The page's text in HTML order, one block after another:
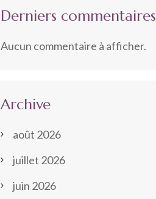
Derniers commentaires
Aucun commentaire à afficher.
Archive
août 2026
juillet 2026
juin 2026